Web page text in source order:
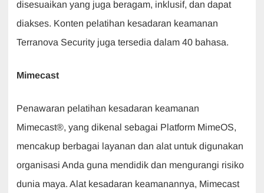
disesuaikan yang juga beragam, inklusif, dan dapat
diakses. Konten pelatihan kesadaran keamanan
Terranova Security juga tersedia dalam 40 bahasa.
Mimecast
Penawaran pelatihan kesadaran keamanan
Mimecast®, yang dikenal sebagai Platform MimeOS,
mencakup berbagai layanan dan alat untuk digunakan
organisasi Anda guna mendidik dan mengurangi risiko
dunia maya. Alat kesadaran keamanannya, Mimecast